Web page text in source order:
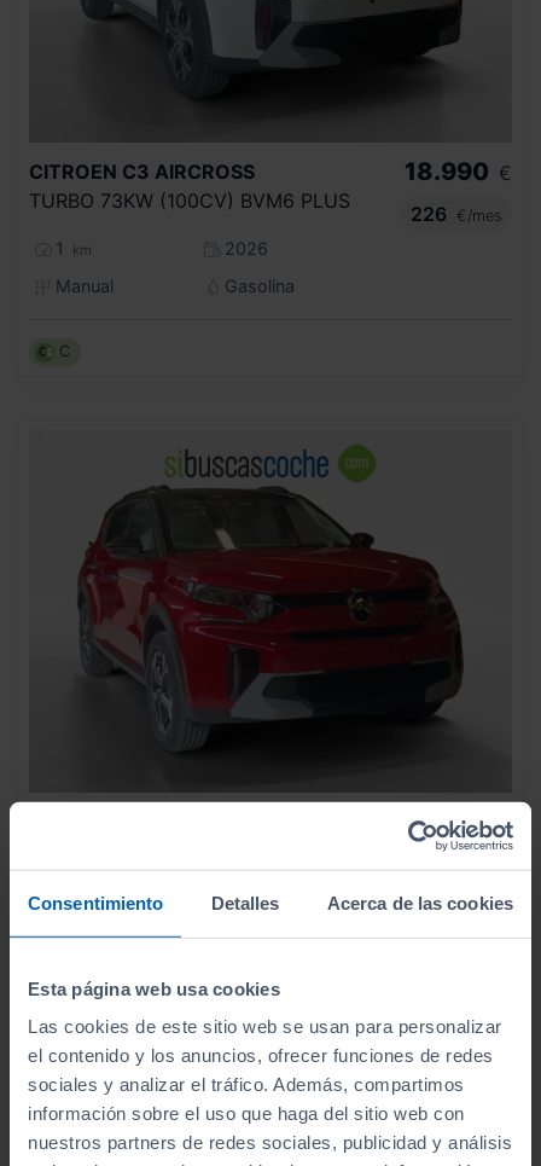
Consentimiento Detalles Acerca de las cookies
Esta página web usa cookies
Las cookies de este sitio web se usan para personalizar
el contenido y los anuncios, ofrecer funciones de redes
sociales y analizar el tráfico. Además, compartimos
información sobre el uso que haga del sitio web con
nuestros partners de redes sociales, publicidad y análisis
CITROEN C3 AIRCROSS
TURBO 73KW (100CV) BVM6 PLUS
1 km
2026
Manual
Gasolina
18.990 €
226
€/mes
C
1 km
2026
Automático
Gasolina
23.990 €
285 €/mes
ECO